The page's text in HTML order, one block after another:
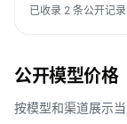
已收录 2 条公开记
公开模型价格
按模型和渠道展示